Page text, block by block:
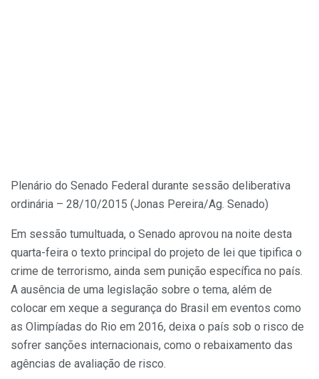
Plenário do Senado Federal durante sessão deliberativa
ordinária – 28/10/2015 (Jonas Pereira/Ag. Senado)
Em sessão tumultuada, o Senado aprovou na noite desta
quarta-feira o texto principal do projeto de lei que tipifica o
crime de terrorismo, ainda sem punição específica no país.
A ausência de uma legislação sobre o tema, além de
colocar em xeque a segurança do Brasil em eventos como
as Olimpíadas do Rio em 2016, deixa o país sob o risco de
sofrer sanções internacionais, como o rebaixamento das
agências de avaliação de risco.